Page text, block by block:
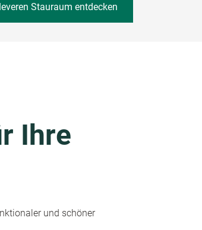
Stauraum entdecken
Ihre
und schöner